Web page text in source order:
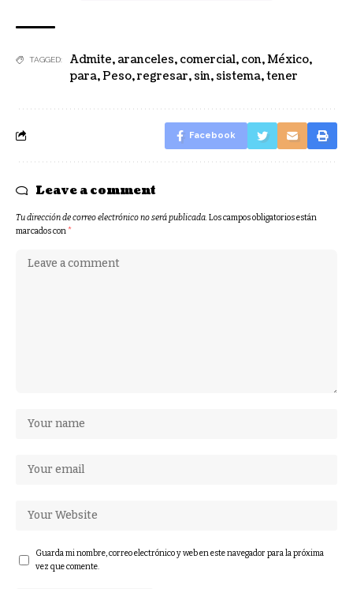
TAGGED: Admite, aranceles, comercial, con,México,
para,Peso,regresar, sin, sistema,tener
Facebook
Leave a comment
Tu dirección de correo electrónico no será publicada.Los campos obligatorios están
marcados con*
Guarda mi nombre, correo electrónico y web en este navegador para la próxima
vez que comente.